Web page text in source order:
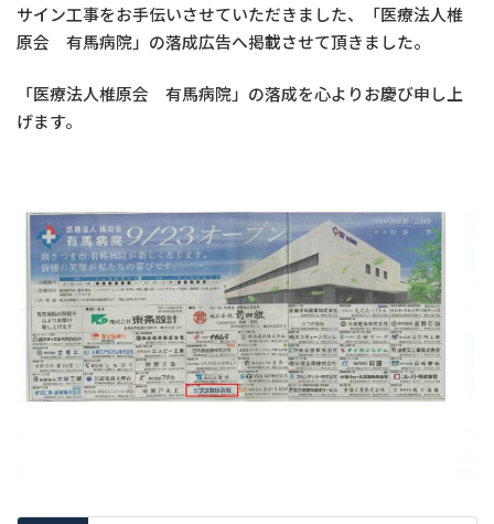
サイン工事をお手伝いさせていただきました、「医療法人椎
原会 有馬病院」の落成広告へ掲載させて頂きました。
「医療法人椎原会 有馬病院」の落成を心よりお慶び申し上
げます。